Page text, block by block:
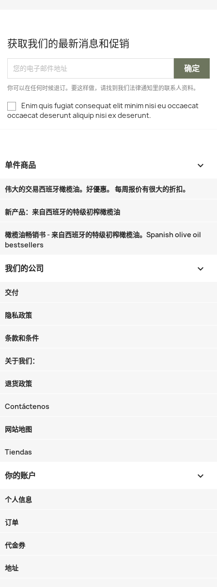
获取我们的最新消息和促销
你可以在任何时候退订。要这样做，请找到我们法律通知里的联系人资料。
Enim quis fugiat consequat elit minim nisi eu occaecat
occaecat deserunt aliquip nisi ex deserunt.
单件商品 
伟大的交易西班牙橄榄油。好優惠。 每周报价有很大的折扣。
新产品：来自西班牙的特级初榨橄榄油
橄榄油畅销书 - 来自西班牙的特级初榨橄榄油。Spanish olive oil
bestsellers
我们的公司 
交付
隐私政策
条款和条件
关于我们：
退货政策
Contáctenos
网站地图
Tiendas
你的账户 
个人信息
订单
代金券
地址